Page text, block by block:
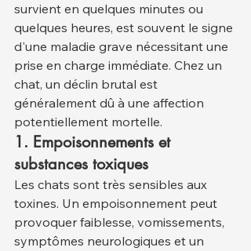
survient en quelques minutes ou
quelques heures, est souvent le signe
d'une maladie grave nécessitant une
prise en charge immédiate. Chez un
chat, un déclin brutal est
généralement dû à une affection
potentiellement mortelle.
1. Empoisonnements et
substances toxiques
Les chats sont très sensibles aux
toxines. Un empoisonnement peut
provoquer faiblesse, vomissements,
symptômes neurologiques et un